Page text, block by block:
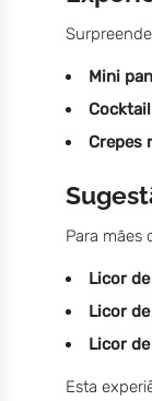
Mini
Crepes
Para mães
Licor
Licor
Licor
Esta